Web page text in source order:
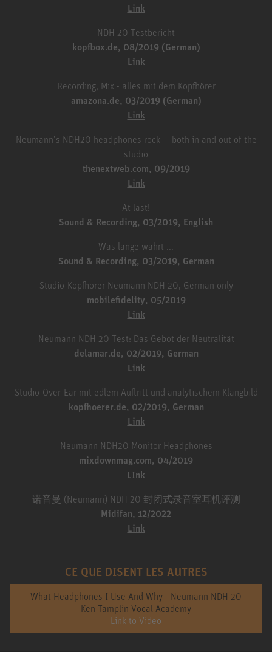
Link
NDH 20 Testbericht
kopfbox.de, 08/2019 (German)
Link
Recording, Mix - alles mit dem Kopfhörer
amazona.de, 03/2019 (German)
Link
Neumann’s NDH20 headphones rock — both in and out of the
studio
thenextweb.com, 09/2019
Link
At last!
Sound & Recording, 03/2019, English
Was lange währt ...
Sound & Recording, 03/2019, German
Studio-Kopfhörer Neumann NDH 20, German only
mobilefidelity, 05/2019
Link
Neumann NDH 20 Test: Das Gebot der Neutralität
delamar.de, 02/2019, German
Link
Studio-Over-Ear mit edlem Auftritt und analytischem Klangbild
kopfhoerer.de, 02/2019, German
Link
Neumann NDH20 Monitor Headphones
mixdownmag.com, 04/2019
LInk
诺音曼 (Neumann) NDH 20 封闭式录音室耳机评测
Midifan, 12/2022
Link
CE QUE DISENT LES AUTRES
What Headphones I Use And Why - Neumann NDH 20
Ken Tamplin Vocal Academy
Link to Video